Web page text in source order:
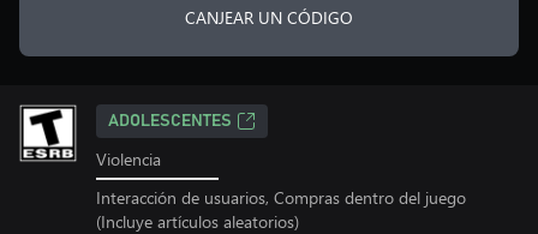
CANJEAR UN CÓDIGO
ADOLESCENTES
Violencia
Interacción de usuarios, Compras dentro del juego
(Incluye artículos aleatorios)